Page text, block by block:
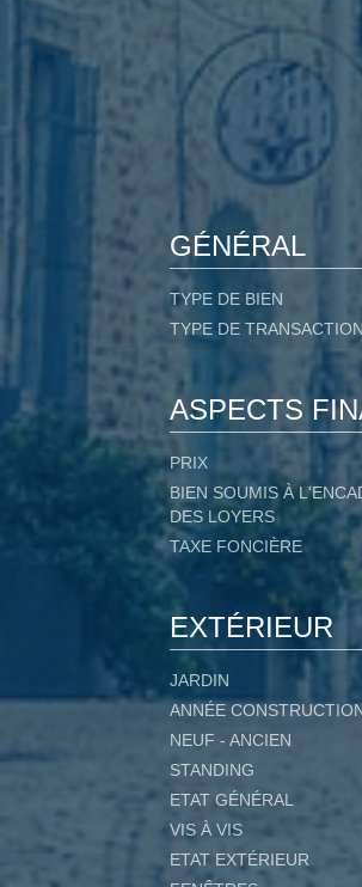
GÉNÉRAL
TYPE DE BIEN
TYPE DE TRANSACTION
ASPECTS
PRIX
BIEN SOUMIS À
DES LOYERS
TAXE FONCIÈRE
EXTÉRIEUR
JARDIN
ANNÉE
NEUF - ANCIEN
STANDING
ETAT GÉNÉRAL
VIS À VIS
ETAT EXTÉRIEUR